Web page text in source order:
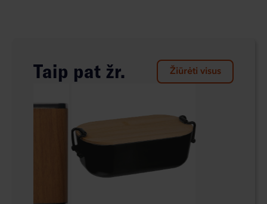
Taip pat žr. Žiūrėti visus